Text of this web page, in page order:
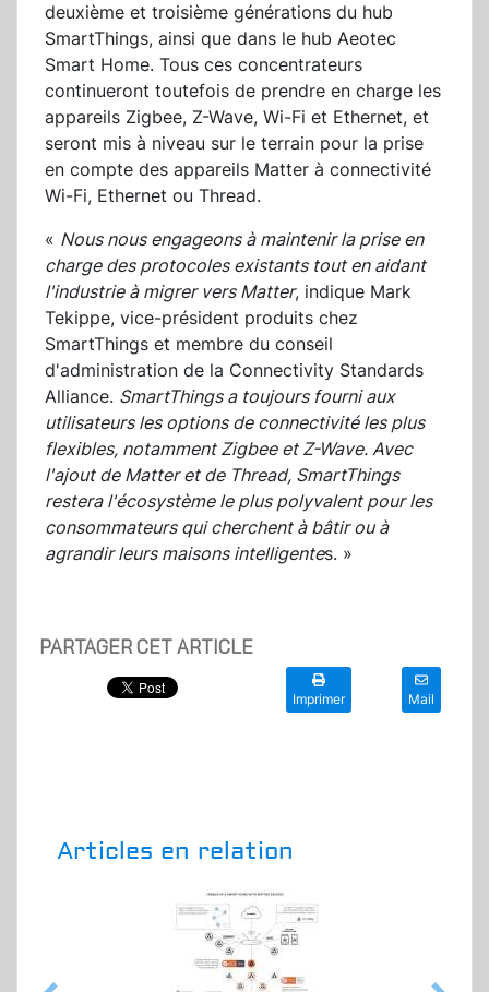
deuxième et troisième générations du hub
SmartThings, ainsi que dans le hub Aeotec
Smart Home. Tous ces concentrateurs
continueront toutefois de prendre en charge les
appareils Zigbee, Z-Wave, Wi-Fi et Ethernet, et
seront mis à niveau sur le terrain pour la prise
en compte des appareils Matter à connectivité
Wi-Fi, Ethernet ou Thread.
« Nous nous engageons à maintenir la prise en
charge des protocoles existants tout en aidant
l'industrie à migrer vers Matter, indique Mark
Tekippe, vice-président produits chez
SmartThings et membre du conseil
d'administration de la Connectivity Standards
Alliance. SmartThings a toujours fourni aux
utilisateurs les options de connectivité les plus
flexibles, notamment Zigbee et Z-Wave. Avec
l'ajout de Matter et de Thread, SmartThings
restera l'écosystème le plus polyvalent pour les
consommateurs qui cherchent à bâtir ou à
agrandir leurs maisons intelligentes. »
PARTAGER CET ARTICLE
Imprimer Mail
Articles en relation